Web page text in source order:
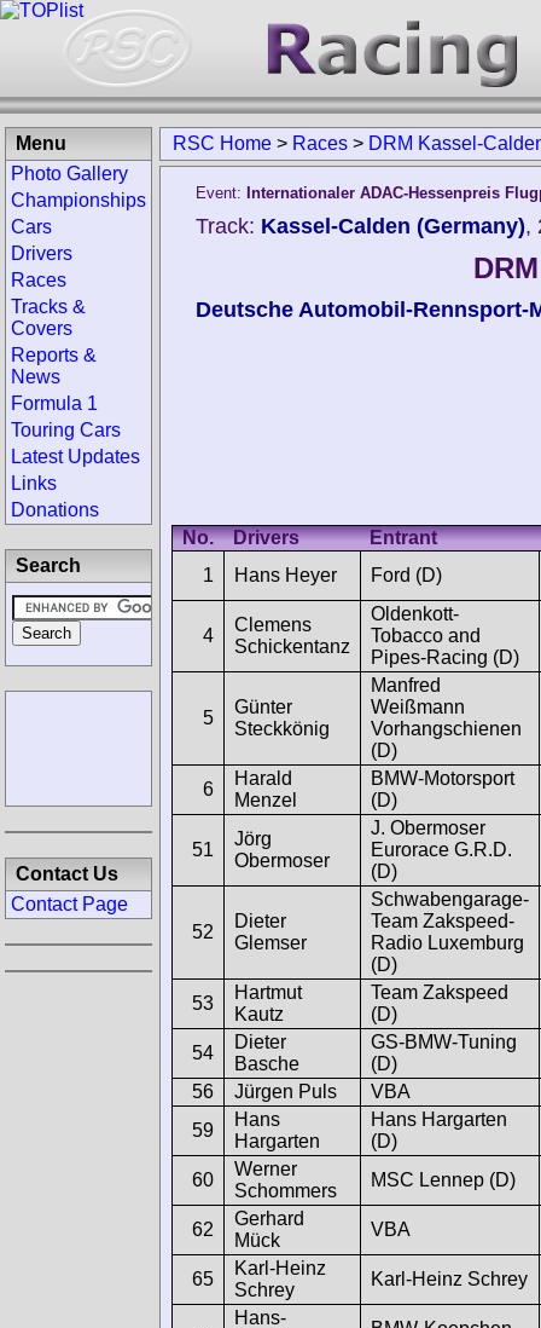
RSC Home > Races > DRM Kassel-
Event: Internationaler ADAC-Hessenpreis
Track: Kassel-Calden (Germany),
Deutsche Automobil-Rennsport-
No. Drivers
Entrant
1
Hans Heyer Ford (D)
4
Clemens
Schickentanz
Oldenkott-
Tobacco and
Pipes-Racing (D)
5
Günter
Steckkönig
Manfred
Weißmann
Vorhangschienen
(D)
6
Harald
Menzel
BMW-Motorsport
(D)
51
Jörg
Obermoser
J. Obermoser
Eurorace G.R.D.
(D)
52
Dieter
Glemser
Schwabengarage-
Team Zakspeed-
Radio Luxemburg
(D)
53
Hartmut
Kautz
Team Zakspeed
(D)
54
Dieter
Basche
GS-BMW-Tuning
(D)
56
Jürgen Puls
VBA
59
Hans
Hargarten
Hans Hargarten
(D)
60
Werner
Schommers
MSC Lennep (D)
62
Gerhard
Mück
VBA
65
Karl-Heinz
Schrey
Karl-Heinz Schrey
Hans-
Menu
Photo Gallery
Championships
Cars
Drivers
Races
Tracks &
Covers
Reports &
News
Formula 1
Touring Cars
Latest Updates
Links
Donations
Search
Contact Us
Contact Page